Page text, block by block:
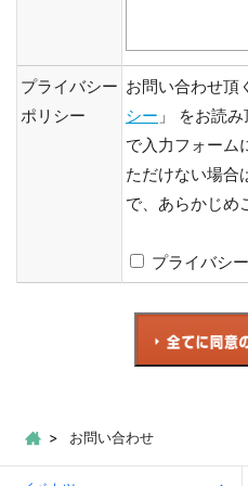
プライバシー
ポリシー
お問い合わせ頂
シー 」 をお読
で入力フォーム
ただけない場合
で、あらかじめ
プライバシ
お問い合わせ